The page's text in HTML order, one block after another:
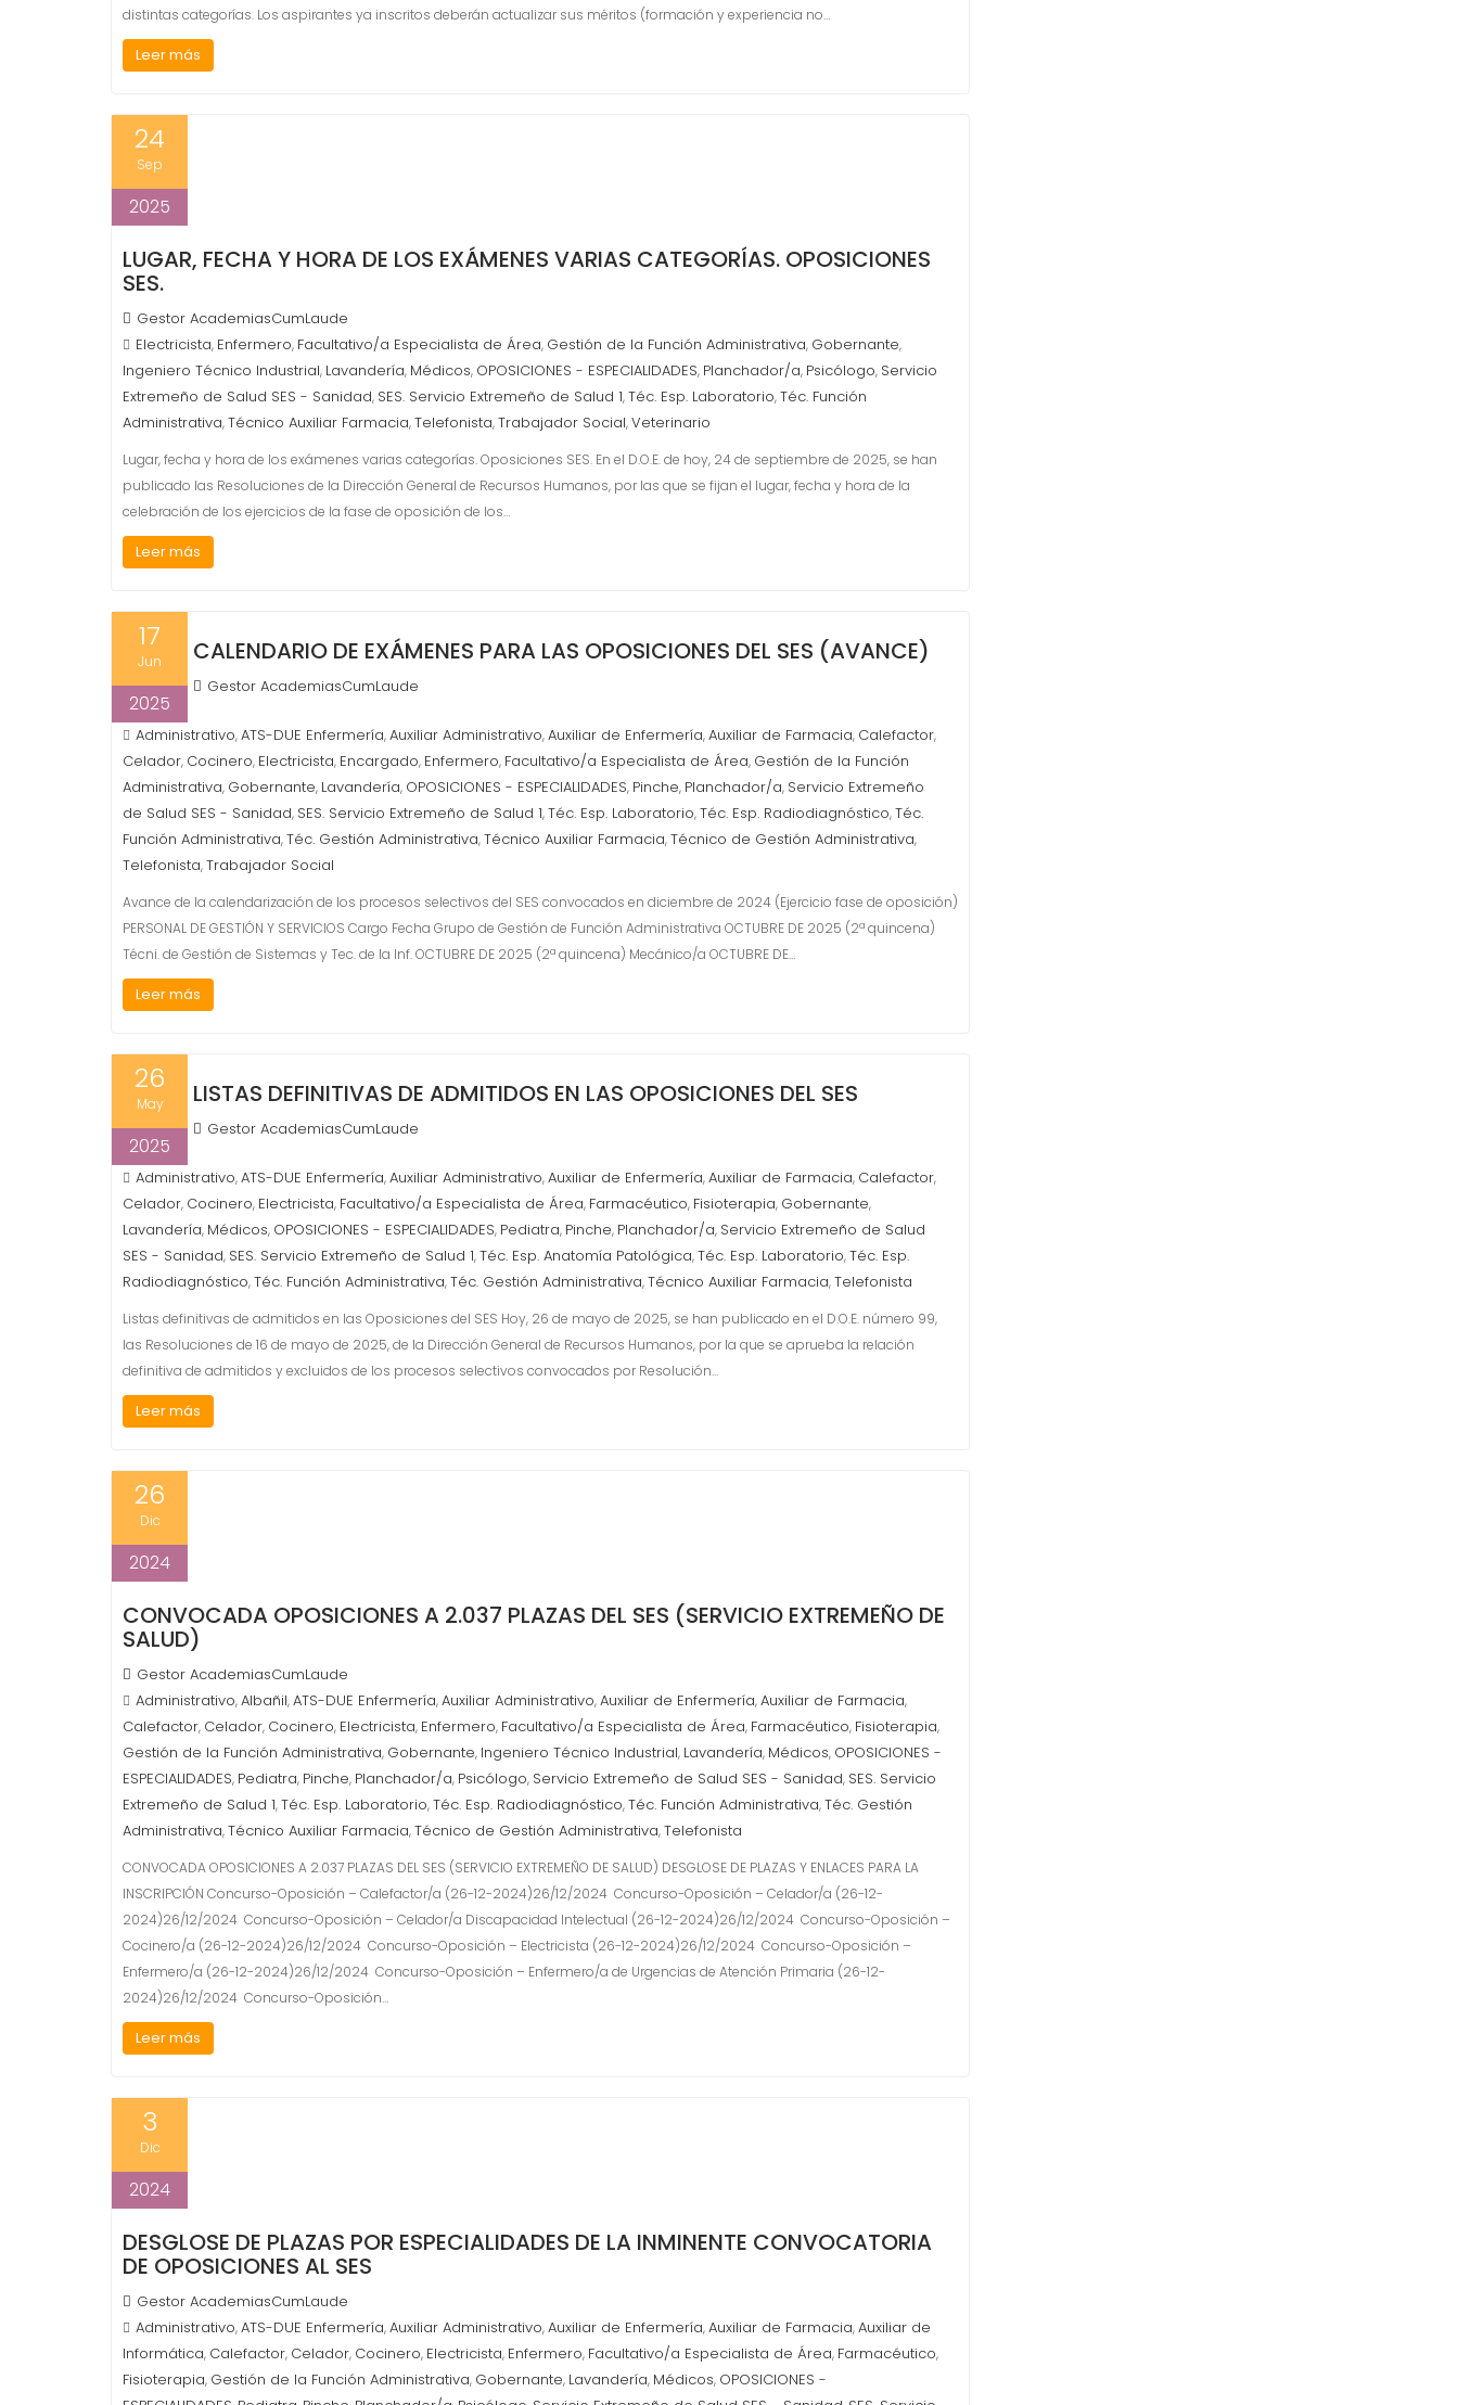
distintas categorías. Los aspirantes ya inscritos deberán actualizar sus méritos (formación y experiencia no…
Leer más
24
Sep
2025
LUGAR, FECHA Y HORA DE LOS EXÁMENES VARIAS CATEGORÍAS. OPOSICIONES
SES.
Gestor AcademiasCumLaude
Electricista, Enfermero, Facultativo/a Especialista de Área, Gestión de la Función Administrativa, Gobernante,
Ingeniero Técnico Industrial, Lavandería, Médicos, OPOSICIONES - ESPECIALIDADES, Planchador/a, Psicólogo, Servicio
Extremeño de Salud SES - Sanidad, SES. Servicio Extremeño de Salud 1,Téc. Esp. Laboratorio,Téc. Función
Administrativa,Técnico Auxiliar Farmacia,Telefonista,Trabajador Social,Veterinario
Lugar, fecha y hora de los exámenes varias categorías. Oposiciones SES. En el D.O.E. de hoy, 24 de septiembre de 2025, se han
publicado las Resoluciones de la Dirección General de Recursos Humanos, por las que se fijan el lugar, fecha y hora de la
celebración de los ejercicios de la fase de oposición de los…
Leer más
17
Jun
2025
CALENDARIO DE EXÁMENES PARA LAS OPOSICIONES DEL SES (AVANCE)
Gestor AcademiasCumLaude
Administrativo,ATS-DUE Enfermería,Auxiliar Administrativo,Auxiliar de Enfermería,Auxiliar de Farmacia, Calefactor,
Celador, Cocinero, Electricista, Encargado, Enfermero, Facultativo/a Especialista de Área, Gestión de la Función
Administrativa, Gobernante, Lavandería, OPOSICIONES - ESPECIALIDADES, Pinche, Planchador/a, Servicio Extremeño
de Salud SES - Sanidad, SES. Servicio Extremeño de Salud 1,Téc. Esp. Laboratorio,Téc. Esp. Radiodiagnóstico,Téc.
Función Administrativa,Téc. Gestión Administrativa,Técnico Auxiliar Farmacia,Técnico de Gestión Administrativa,
Telefonista,Trabajador Social
Avance de la calendarización de los procesos selectivos del SES convocados en diciembre de 2024 (Ejercicio fase de oposición)
PERSONAL DE GESTIÓN Y SERVICIOS Cargo Fecha Grupo de Gestión de Función Administrativa OCTUBRE DE 2025 (2ª quincena)
Técni. de Gestión de Sistemas y Tec. de la Inf. OCTUBRE DE 2025 (2ª quincena) Mecánico/a OCTUBRE DE…
Leer más
26
May
2025
LISTAS DEFINITIVAS DE ADMITIDOS EN LAS OPOSICIONES DEL SES
Gestor AcademiasCumLaude
Administrativo,ATS-DUE Enfermería,Auxiliar Administrativo,Auxiliar de Enfermería,Auxiliar de Farmacia, Calefactor,
Celador, Cocinero, Electricista, Facultativo/a Especialista de Área, Farmacéutico, Fisioterapia, Gobernante,
Lavandería, Médicos, OPOSICIONES - ESPECIALIDADES, Pediatra, Pinche, Planchador/a, Servicio Extremeño de Salud
SES - Sanidad, SES. Servicio Extremeño de Salud 1,Téc. Esp. Anatomía Patológica,Téc. Esp. Laboratorio,Téc. Esp.
Radiodiagnóstico,Téc. Función Administrativa,Téc. Gestión Administrativa,Técnico Auxiliar Farmacia,Telefonista
Listas definitivas de admitidos en las Oposiciones del SES Hoy, 26 de mayo de 2025, se han publicado en el D.O.E. número 99,
las Resoluciones de 16 de mayo de 2025, de la Dirección General de Recursos Humanos, por la que se aprueba la relación
definitiva de admitidos y excluidos de los procesos selectivos convocados por Resolución…
Leer más
26
Dic
2024
CONVOCADA OPOSICIONES A 2.037 PLAZAS DEL SES (SERVICIO EXTREMEÑO DE
SALUD)
Gestor AcademiasCumLaude
Administrativo,Albañil,ATS-DUE Enfermería,Auxiliar Administrativo,Auxiliar de Enfermería,Auxiliar de Farmacia,
Calefactor, Celador, Cocinero, Electricista, Enfermero, Facultativo/a Especialista de Área, Farmacéutico, Fisioterapia,
Gestión de la Función Administrativa, Gobernante, Ingeniero Técnico Industrial, Lavandería, Médicos, OPOSICIONES -
ESPECIALIDADES, Pediatra, Pinche, Planchador/a, Psicólogo, Servicio Extremeño de Salud SES - Sanidad, SES. Servicio
Extremeño de Salud 1,Téc. Esp. Laboratorio,Téc. Esp. Radiodiagnóstico,Téc. Función Administrativa,Téc. Gestión
Administrativa,Técnico Auxiliar Farmacia,Técnico de Gestión Administrativa,Telefonista
CONVOCADA OPOSICIONES A 2.037 PLAZAS DEL SES (SERVICIO EXTREMEÑO DE SALUD) DESGLOSE DE PLAZAS Y ENLACES PARA LA
INSCRIPCIÓN Concurso-Oposición – Calefactor/a (26-12-2024)26/12/2024 Concurso-Oposición – Celador/a (26-12-
2024)26/12/2024 Concurso-Oposición – Celador/a Discapacidad Intelectual (26-12-2024)26/12/2024 Concurso-Oposición –
Cocinero/a (26-12-2024)26/12/2024 Concurso-Oposición – Electricista (26-12-2024)26/12/2024 Concurso-Oposición –
Enfermero/a (26-12-2024)26/12/2024 Concurso-Oposición – Enfermero/a de Urgencias de Atención Primaria (26-12-
2024)26/12/2024 Concurso-Oposición…
Leer más
3
Dic
2024
DESGLOSE DE PLAZAS POR ESPECIALIDADES DE LA INMINENTE CONVOCATORIA
DE OPOSICIONES AL SES
Gestor AcademiasCumLaude
Administrativo,ATS-DUE Enfermería,Auxiliar Administrativo,Auxiliar de Enfermería,Auxiliar de Farmacia,Auxiliar de
Informática, Calefactor, Celador, Cocinero, Electricista, Enfermero, Facultativo/a Especialista de Área, Farmacéutico,
Fisioterapia, Gestión de la Función Administrativa, Gobernante, Lavandería, Médicos, OPOSICIONES -